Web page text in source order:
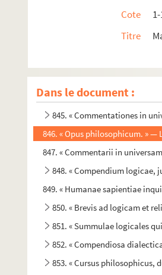
Cote
Titre
Dans le document :
841. « Nova et antiqua
843. « Brevis manuductio ad
844. « Humana sapientia, non
845. « Commentationes in
846. « Opus philosophicum. » —
847. « Commentarii in
848. « Compendium
849. « Humanae sapientiae
850. « Brevis ad logicam et
851. « Summulae logicales
852. « Compendiosa
853. « Cursus philosophicus,